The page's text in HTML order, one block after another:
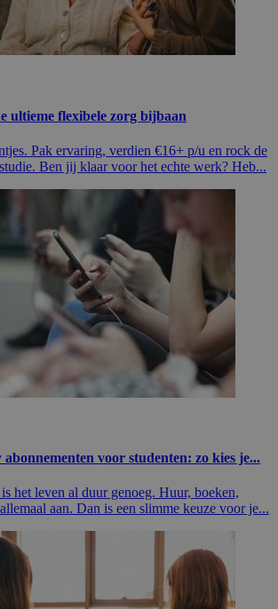
ultieme flexibele zorg bijbaan
Pak ervaring, verdien €16+ p/u en rock de
Ben jij klaar voor het echte werk? Heb...
abonnementen voor studenten: zo kies je...
het leven al duur genoeg. Huur, boeken,
aan. Dan is een slimme keuze voor je...